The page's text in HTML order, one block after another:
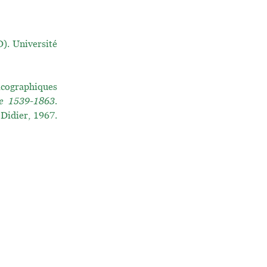
Université
1539-1863.
1967.